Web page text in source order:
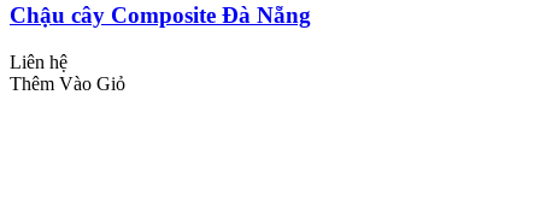
Chậu cây Composite Đà Nẵng
Liên hệ
Thêm Vào Giỏ